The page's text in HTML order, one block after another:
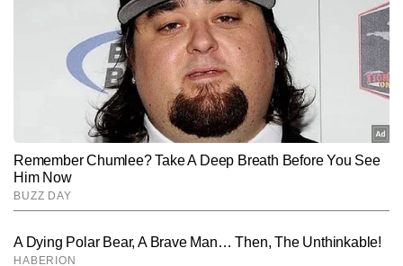
Subscribe to our daily Newsletter!
SUBMIT